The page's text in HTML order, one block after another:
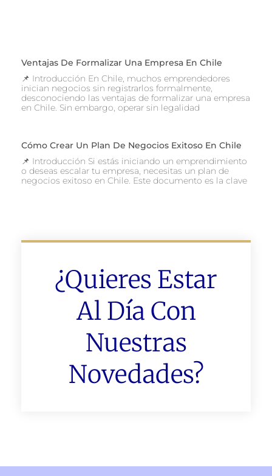
Ventajas De Formalizar Una Empresa En Chile
📌 Introducción En Chile, muchos emprendedores
inician negocios sin registrarlos formalmente,
desconociendo las ventajas de formalizar una empresa
en Chile. Sin embargo, operar sin legalidad
Cómo Crear Un Plan De Negocios Exitoso En Chile
📌 Introducción Si estás iniciando un emprendimiento
o deseas escalar tu empresa, necesitas un plan de
negocios exitoso en Chile. Este documento es la clave
¿Quieres Estar
Al Día Con
Nuestras
Novedades?